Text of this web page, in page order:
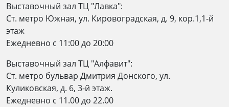
Выставочный зал ТЦ "Лавка":
Ст. метро Южная, ул. Кировоградская, д. 9, кор.1,1-й
этаж
Ежедневно c 11:00 до 20:00
Выставочный зал ТЦ "Алфавит":
Ст. метро бульвар Дмитрия Донского, ул.
Куликовская, д. 6, 3-й этаж.
Ежедневно с 11.00 до 22.00